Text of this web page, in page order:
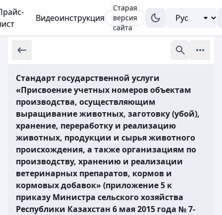
Видеоинструкция
Старая
версия
сайта
Стандарт государственной услуги
«Присвоение учетных номеров объектам
производства, осуществляющим
выращивание животных, заготовку (убой),
хранение, переработку и реализацию
животных, продукции и сырья животного
происхождения, а также организациям по
производству, хранению и реализации
ветеринарных препаратов, кормов и
кормовых добавок» (приложение 5 к
приказу Министра сельского хозяйства
Республики Казахстан 6 мая 2015 года № 7-